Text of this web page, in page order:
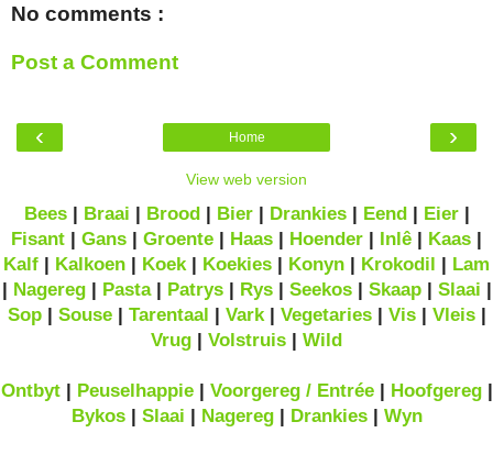
No comments :
Post a Comment
‹ ›
Home
View web version
Bees| Braai Brood Bier| Drankies| Eend Eier|
Fisant
Gans Groente Haas Hoender Inlê Kaas
Kalf
Kalkoen Koek| Koekies Konyn Krokodil
Lam
Nagereg| Pasta| Patrys| Rys| Seekos| Skaap| Slaai
Sop| Souse| Tarentaal Vark| Vegetaries| Vis| Vleis|
Vrug
Volstruis Wild
Ontbyt| Peuselhappie| Voorgereg / Entrée| Hoofgereg|
Bykos| Slaai Nagereg| Drankies| Wyn